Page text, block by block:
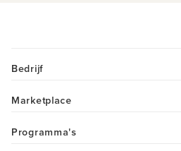
Bedrijf
Marketplace
Programma's